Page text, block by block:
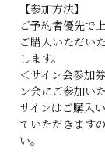
【参加方法】
ご予約者優先で
ご購入いただい
します。
＜サイン会参加
ン会にご参加い
サインはご購入
ていただきます
い。